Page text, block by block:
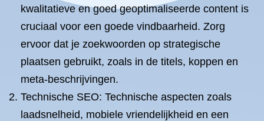
kwalitatieve en goed geoptimaliseerde content is
cruciaal voor een goede vindbaarheid. Zorg
ervoor dat je zoekwoorden op strategische
plaatsen gebruikt, zoals in de titels, koppen en
meta-beschrijvingen.
Technische SEO: Technische aspecten zoals
laadsnelheid, mobiele vriendelijkheid en een